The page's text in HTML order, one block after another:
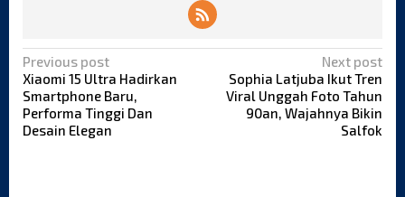
P
o
s
t
n
Previous post
Xiaomi 15 Ultra Hadirkan
Smartphone Baru,
Performa Tinggi Dan
Desain Elegan
Next post
Sophia Latjuba Ikut Tren
Viral Unggah Foto Tahun
90an, Wajahnya Bikin
Salfok